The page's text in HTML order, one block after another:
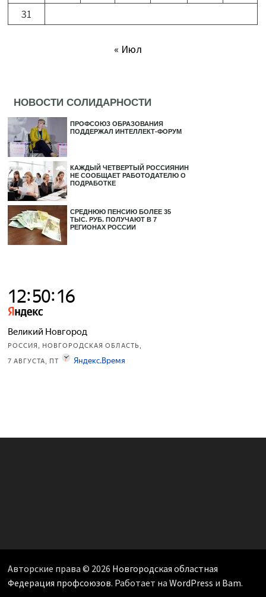
31
« Июл
НОВОСТИ СОЛИДАРНОСТИ
ПРОФСОЮЗ ОБРАЗОВАНИЯ
ПОДДЕРЖАЛ ИНТЕЛЛЕКТ-ФОРУМ
КАЖДЫЙ ЧЕТВЕРТЫЙ РОССИЯНИН
НЕ СООБЩАЕТ РАБОТОДАТЕЛЮ О
ПОДРАБОТКЕ
СРЕДНЮЮ ПЕНСИЮ БОЛЕЕ 35
ТЫС. РУБ. ПОЛУЧАЮТ В 7
РЕГИОНАХ РОССИИ
Авторские права © 2026 Новгородская областная
Федерация профсоюзов. Работает наWordPress и Bam.